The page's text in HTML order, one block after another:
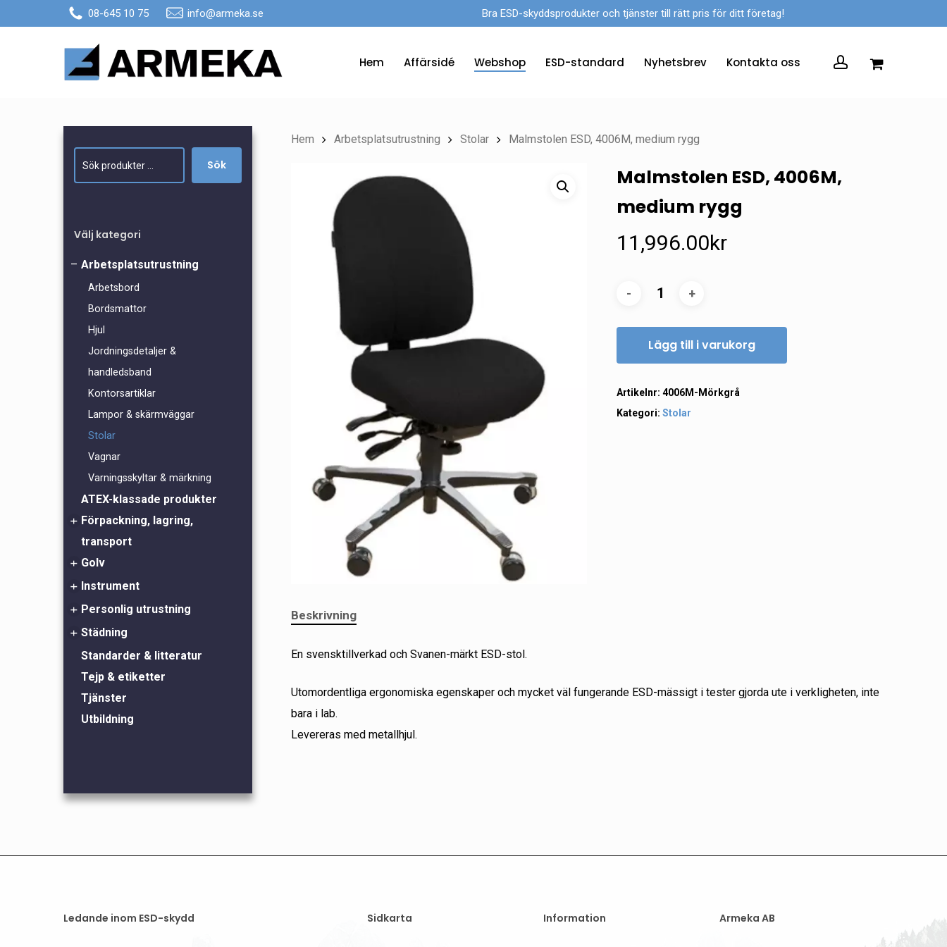
to
08-645 10 75 info@armeka.se Bra ESD-skyddsprodukter och tjänster till rätt pris för ditt företag!
Hem Affärsidé Webshop ESD-standard Nyhetsbrev Kontakta oss account
Sök
Välj kategori
Arbetsplatsutrustning
Arbetsbord
Bordsmattor
Hjul
Jordningsdetaljer &
handledsband
Kontorsartiklar
Lampor & skärmväggar
Stolar
Vagnar
Varningsskyltar & märkning
Verktyg
ATEX-klassade produkter
Förpackning, lagring,
transport
Eurobackar & produktförvaring
Fuktighetsindikatorer
Lågladdande & skärmande påsar
Golv
ESD-golv
ESD-polish
Ståmattor
Instrument
Fältspänningsmätare
Fukt & Temperatur
Jonisering
Kontroll av golv, bord & stolar
mm
Kontroll av skor & handledsband
Personlig utrustning
Handledsband & kablar
Handskar
Kläder
Övrigt
Skoavledare
Städning
Papperskorgar & sopcontainer
Rengöring & polish
Städutrustning
Standarder & litteratur
Tejp & etiketter
Tjänster
Utbildning
Hem Arbetsplatsutrustning Stolar Malmstolen ESD, 4006M, medium rygg
Malmstolen ESD, 4006M,
medium rygg
11,996.00kr
Lägg till i varukorg
Artikelnr:4006M-Mörkgrå
Kategori:Stolar
Beskrivning
En svensktillverkad och Svanen-märkt ESD-stol.
Utomordentliga ergonomiska egenskaper och mycket väl fungerande ESD-mässigt i tester gjorda ute i verkligheten, inte
bara i lab.
Levereras med metallhjul.
Ledande inom ESD-skydd Sidkarta Information Armeka AB